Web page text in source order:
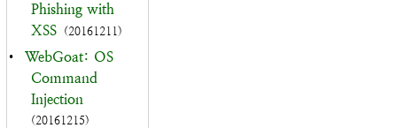
Phishing with
XSS (20161211)
•
WebGoat: OS
Command
Injection
(20161215)